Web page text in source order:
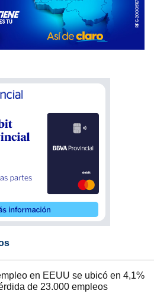
en EEUU se ubicó en 4,1%
de 23.000 empleos